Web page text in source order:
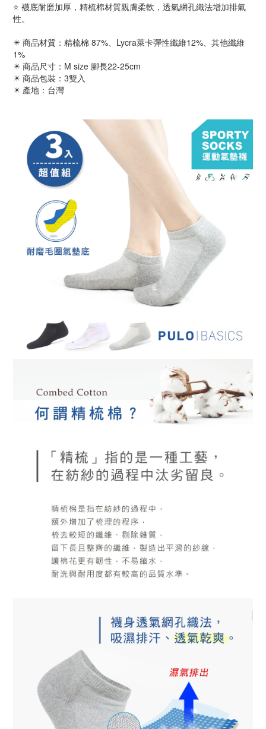
⭐ 襪底耐磨加厚，精梳棉材質親膚柔軟，透氣網孔織法增加排氣
性。
✴️ 商品材質：精梳棉 87%、Lycra萊卡彈性纖維12%、其他纖維
1%
✴️ 商品尺寸：M size 腳長22-25cm
✴️ 商品包裝：3雙入
✴️ 產地：台灣